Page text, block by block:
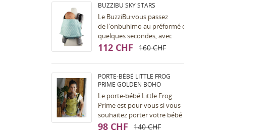
BUZZIBU SKY STARS
Le BuzziBu:vous passez
de l'onbuhimo au préformé en
quelques secondes, avec
l'aide
s'appelle la Bu). Le portage
en...
112 CHF 160 CHF
PORTE-BÉBÉ LITTLE FROG
PRIME GOLDEN BOHO
Le porte-bébé Little Frog
Prime est pour vous si vous
souhaitez porter votre bébé
dès la naissance (bien sûr le
98 CHF 140 CHF